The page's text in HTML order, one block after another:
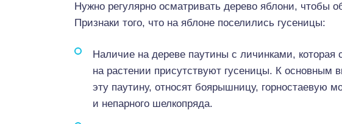
Нужно регулярно осматривать дерево яблони, чтобы
Признаки того, что на яблоне поселились гусеницы:
Наличие на дереве паутины с личинками, которая
на растении присутствуют гусеницы. К
эту паутину, относят боярышницу, горностаевую
и непарного шелкопряда.